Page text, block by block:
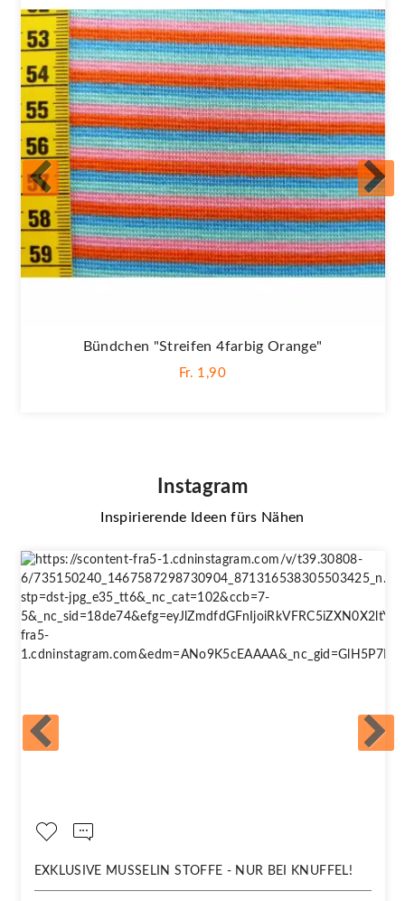
Bündchen "Streifen 4farbig Orange"
Fr. 1,90
Instagram
Inspirierende Ideen fürs Nähen
EXKLUSIVE MUSSELIN STOFFE - NUR BEI KNUFFEL!